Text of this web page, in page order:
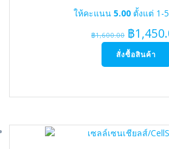
ให้คะแนน 5.00ตั้งแต่ 1-
฿1,600.00 Original
price
was:
฿
สั่งซื้อสินค้า